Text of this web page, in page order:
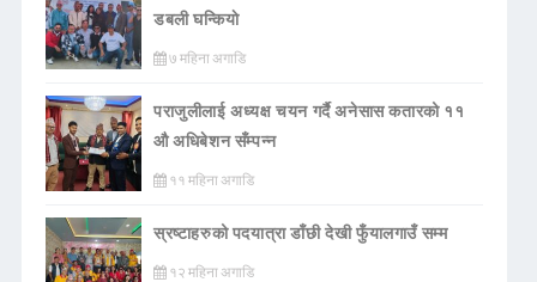
डबली घन्कियाे
७ महिना अगाडि
पराजुलीलाई अध्यक्ष चयन गर्दै अनेसास कतारको ११
औ अधिबेशन सँम्पन्न
११ महिना अगाडि
स्रष्टाहरुको पदयात्रा डाँछी देखी फुँयालगाउँ सम्म
१२ महिना अगाडि